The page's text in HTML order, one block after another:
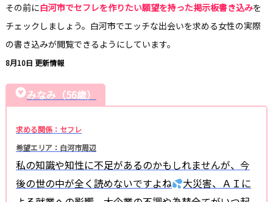
その前に白河市でセフレを作りたい願望を持った掲示板書き込みを
チェックしましょう。白河市でエッチな出会いを求める女性の実際
の書き込みが閲覧できるようにしています。
8月10日 更新情報
みなみ（56歳）
求める関係：セフレ
希望エリア：白河市周辺
私の知識や知性に不足があるのかもしれませんが、今
後の世の中が全く読めないですよね
大災害、ＡＩに